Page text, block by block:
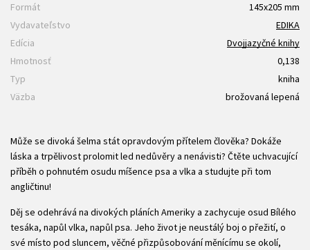
Formát
145x205 mm
Vydavateľstvo
EDIKA
Edícia
Dvojjazyčné knihy
Hmotnosť
0,138
Typ
kniha
Väzba
brožovaná lepená
Může se divoká šelma stát opravdovým přítelem člověka? Dokáže
láska a trpělivost prolomit led nedůvěry a nenávisti? Čtěte uchvacující
příběh o pohnutém osudu míšence psa a vlka a studujte při tom
angličtinu!
Děj se odehrává na divokých pláních Ameriky a zachycuje osud Bílého
tesáka, napůl vlka, napůl psa. Jeho život je neustálý boj o přežití, o
své místo pod sluncem, věčné přizpůsobování měnícímu se okolí,